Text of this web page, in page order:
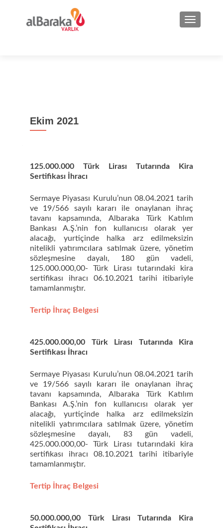
Ekim 2021
125.000.000 Türk Lirası Tutarında Kira
Sertifikası İhracı
Sermaye Piyasası Kurulu’nun 08.04.2021 tarih
ve 19/566 sayılı kararı ile onaylanan ihraç
tavanı kapsamında, Albaraka Türk Katılım
Bankası A.Ş.’nin fon kullanıcısı olarak yer
alacağı, yurtiçinde halka arz edilmeksizin
nitelikli yatırımcılara satılmak üzere, yönetim
sözleşmesine dayalı, 180 gün vadeli,
125.000.000,00- Türk Lirası tutarındaki kira
sertifikası ihracı 06.10.2021 tarihi itibariyle
tamamlanmıştır.
Tertip İhraç Belgesi
425.000.000,00 Türk Lirası Tutarında Kira
Sertifikası İhracı
Sermaye Piyasası Kurulu’nun 08.04.2021 tarih
ve 19/566 sayılı kararı ile onaylanan ihraç
tavanı kapsamında, Albaraka Türk Katılım
Bankası A.Ş.’nin fon kullanıcısı olarak yer
alacağı, yurtiçinde halka arz edilmeksizin
nitelikli yatırımcılara satılmak üzere, yönetim
sözleşmesine dayalı, 83 gün vadeli,
425.000.000,00- Türk Lirası tutarındaki kira
sertifikası ihracı 08.10.2021 tarihi itibariyle
tamamlanmıştır.
Tertip İhraç Belgesi
50.000.000,00 Türk Lirası Tutarında Kira